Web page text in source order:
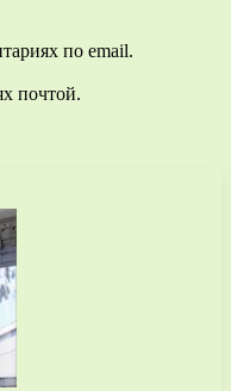
по email.
почтой.